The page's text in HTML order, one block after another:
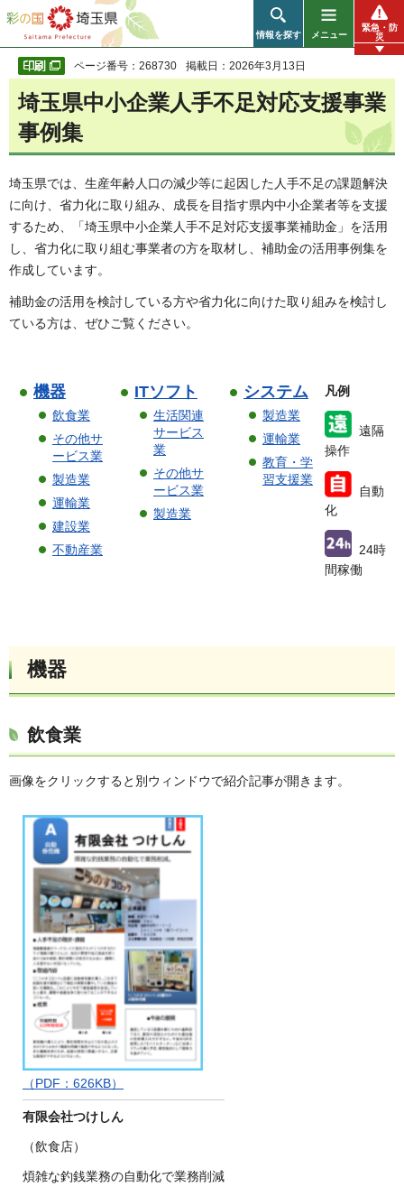
彩の国 埼玉県
情報を探す メニュー
緊急・防
災
ページ番号：268730 掲載日：2026年3月13日
埼玉県中小企業人手不足対応支援事業
事例集
埼玉県では、生産年齢人口の減少等に起因した人手不足の課題解決
に向け、省力化に取り組み、成長を目指す県内中小企業者等を支援
するため、「埼玉県中小企業人手不足対応支援事業補助金」を活用
し、省力化に取り組む事業者の方を取材し、補助金の活用事例集を
作成しています。
補助金の活用を検討している方や省力化に向けた取り組みを検討し
ている方は、ぜひご覧ください。
機器
飲食業
その他サ
ービス業
製造業
運輸業
建設業
不動産業
ITソフト
生活関連
サービス
業
その他サ
ービス業
製造業
システム
製造業
運輸業
教育・学
習支援業
凡例
遠隔
操作
自動
化
24時
間稼働
機器
飲食業
画像をクリックすると別ウィンドウで紹介記事が開きます。
（PDF：626KB）
有限会社つけしん
（飲食店）
煩雑な釣銭業務の自動化で業務削減